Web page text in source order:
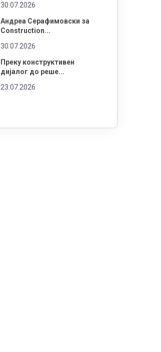
30.07.2026
Андреа Серафимовски за
Construction...
30.07.2026
Преку конструктивен
дијалог до реше...
23.07.2026